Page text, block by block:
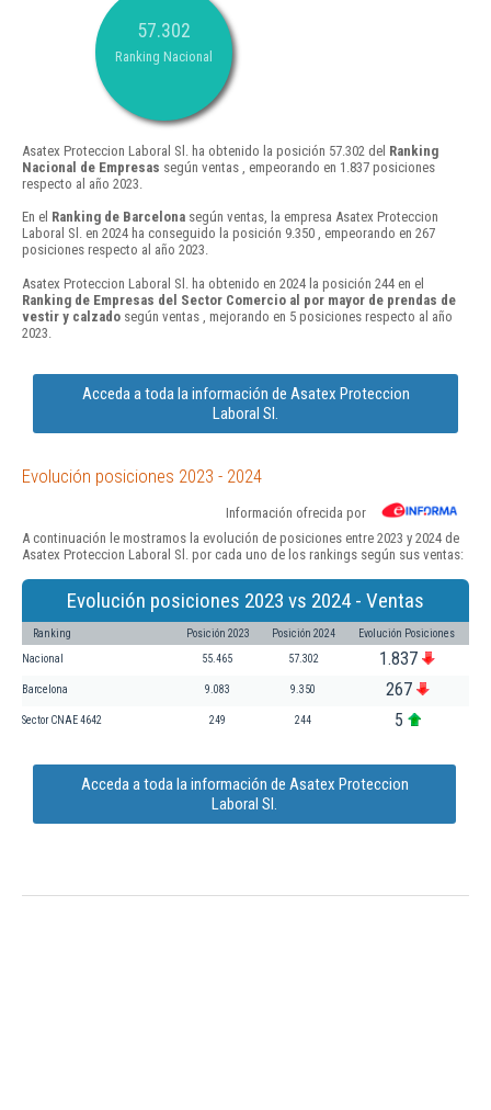
57.302
Ranking Nacional
Asatex Proteccion Laboral Sl. ha obtenido la posición 57.302 del Ranking
Nacional de Empresas según ventas , empeorando en 1.837 posiciones
respecto al año 2023.
En el Ranking de Barcelona según ventas, la empresa Asatex Proteccion
Laboral Sl. en 2024 ha conseguido la posición 9.350 , empeorando en 267
posiciones respecto al año 2023.
Asatex Proteccion Laboral Sl. ha obtenido en 2024 la posición 244 en el
Ranking de Empresas del Sector Comercio al por mayor de prendas de
vestir y calzado según ventas , mejorando en 5 posiciones respecto al año
2023.
Acceda a toda la información de Asatex Proteccion
Laboral Sl.
Evolución posiciones 2023 - 2024
Información ofrecida por
A continuación le mostramos la evolución de posiciones entre 2023 y 2024 de
Asatex Proteccion Laboral Sl. por cada uno de los rankings según sus ventas:
Evolución posiciones 2023 vs 2024 - Ventas
Ranking Posición 2023 Posición 2024 Evolución Posiciones
Nacional 55.465 57.302 1.837
Barcelona 9.083 9.350 267
Sector CNAE 4642 249 244 5
Acceda a toda la información de Asatex Proteccion
Laboral Sl.